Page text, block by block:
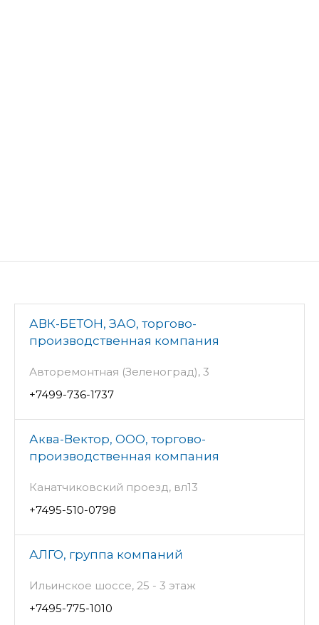
АВК-БЕТОН, ЗАО, торгово-
производственная компания
Авторемонтная (Зеленоград), 3
+7499-736-1737
Аква-Вектор, ООО, торгово-
производственная компания
Канатчиковский проезд, вл13
+7495-510-0798
АЛГО, группа компаний
Ильинское шоссе, 25 - 3 этаж
+7495-775-1010